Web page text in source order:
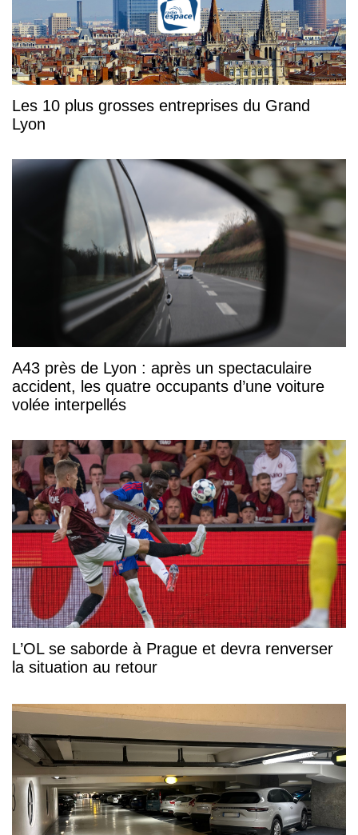
Les 10 plus grosses entreprises du Grand
Lyon
A43 près de Lyon : après un spectaculaire
accident, les quatre occupants d’une voiture
volée interpellés
L’OL se saborde à Prague et devra renverser
la situation au retour